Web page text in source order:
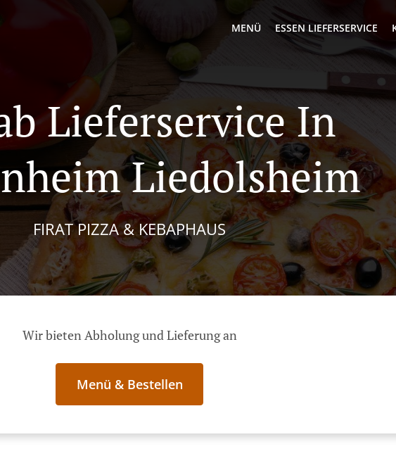
MENÜ ESSEN LIEFERSERVICE
Lieferservice In
Liedolsheim
FIRAT PIZZA & KEBAPHAUS
Wir bieten Abholung und Lieferung an
Menü & Bestellen